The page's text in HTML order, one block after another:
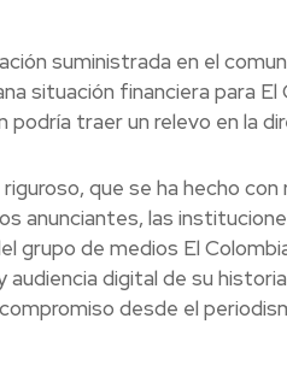
suministrada en el
situación financiera para
podría traer un relevo en la
que se ha hecho
anunciantes, las
grupo de medios El
digital de su
desde el